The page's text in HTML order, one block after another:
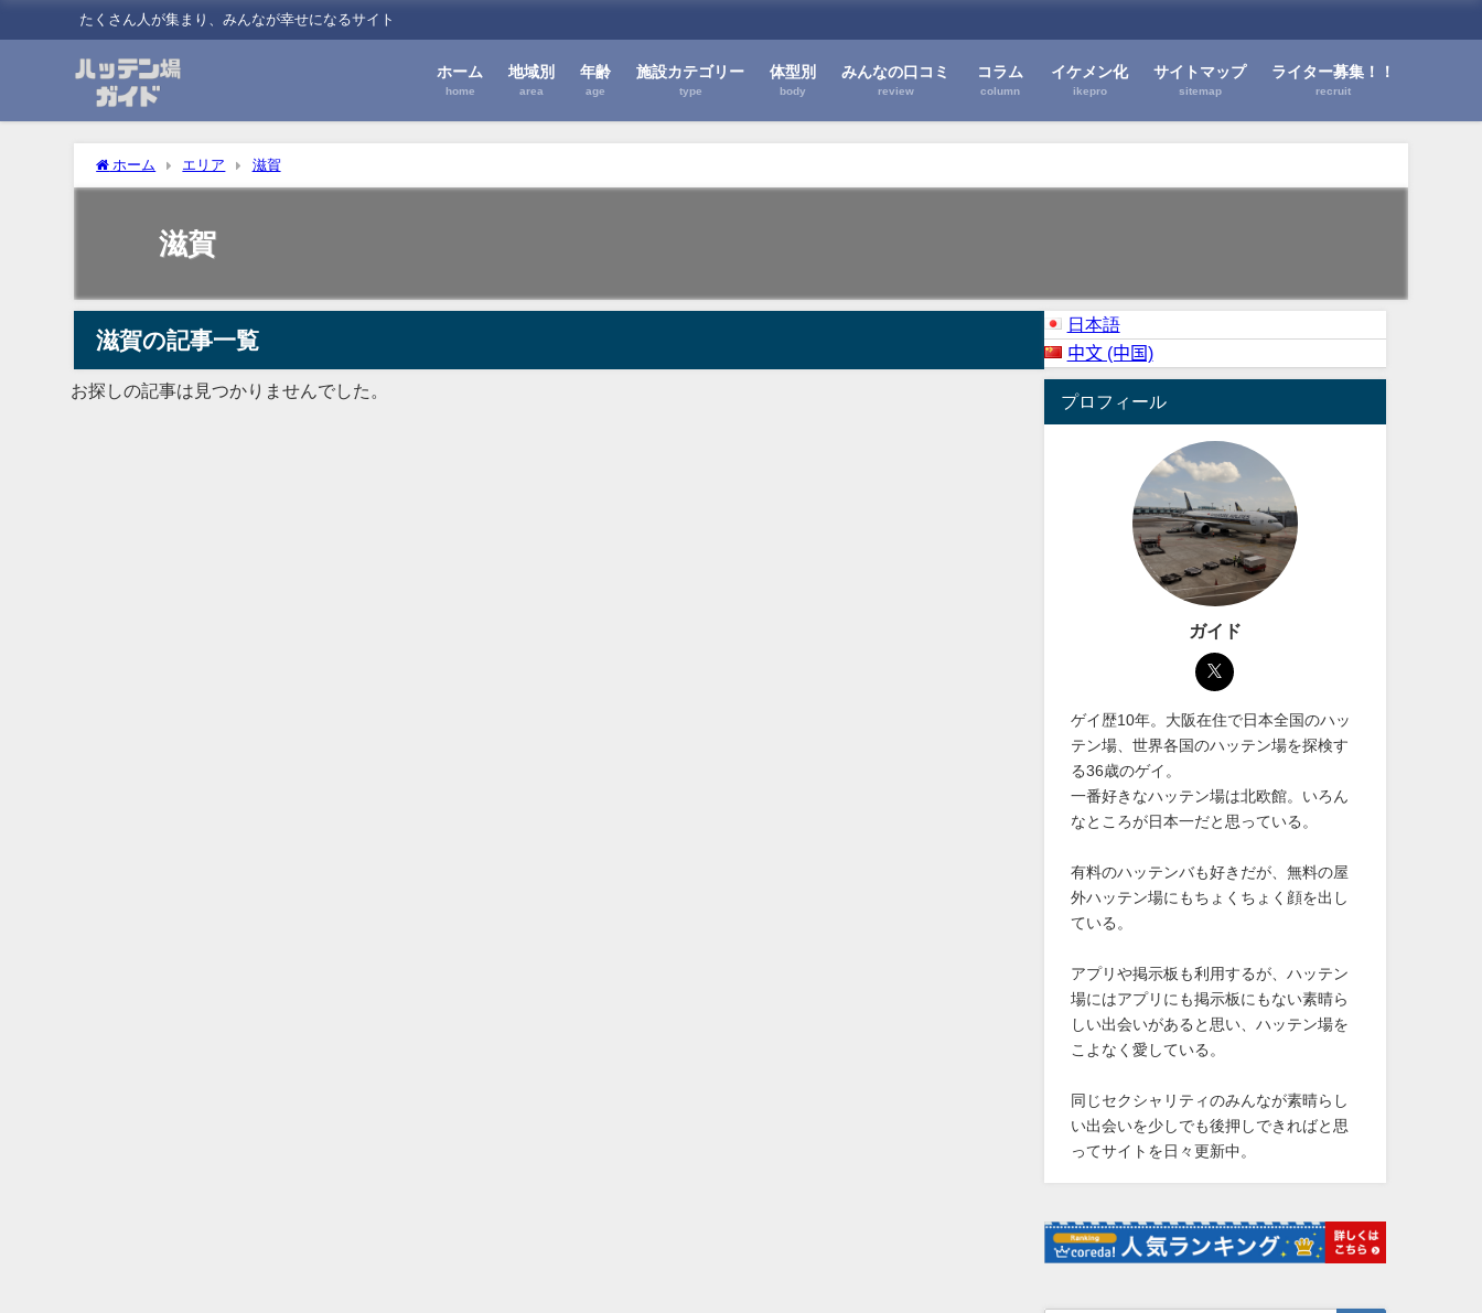
たくさん人が集まり、みんなが幸せになるサイト
ホーム
home
地域別
area
年齢
age
施設カテゴリー
type
体型別
body
みんなの口コミ
review
コラム
column
イケメン化
ikepro
サイトマップ
sitemap
ライター募集！！
recruit
ホーム エリア 滋賀
滋賀
滋賀の記事一覧
お探しの記事は見つかりませんでした。
日本語
中文 (中国)
プロフィール
ガイド
ゲイ歴10年。大阪在住で日本全国のハッ
テン場、世界各国のハッテン場を探検す
る36歳のゲイ。
一番好きなハッテン場は北欧館。いろん
なところが日本一だと思っている。
有料のハッテンバも好きだが、無料の屋
外ハッテン場にもちょくちょく顔を出し
ている。
アプリや掲示板も利用するが、ハッテン
場にはアプリにも掲示板にもない素晴ら
しい出会いがあると思い、ハッテン場を
こよなく愛している。
同じセクシャリティのみんなが素晴らし
い出会いを少しでも後押しできればと思
ってサイトを日々更新中。